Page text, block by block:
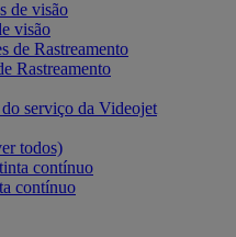
visão
Rastreamento
serviço da Videojet
todos)
contínuo